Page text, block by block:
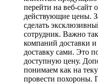
перейти на веб-сайт
действующие цены.
сделать
сотрудник. Важно
компаний доставки
доставку сами. Это
доступную цену.
понимаем как на
провести похороны.